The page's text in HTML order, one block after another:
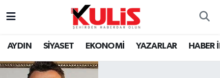
AYDIN SİYASET EKONOMİ YAZARLAR HABER